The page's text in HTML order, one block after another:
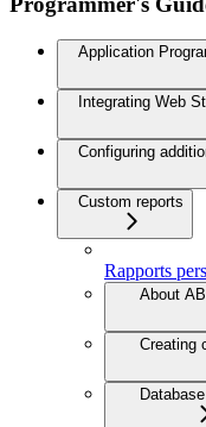
Application
Integrating Web
Configuring
Custom reports
Rapports
About
Creating